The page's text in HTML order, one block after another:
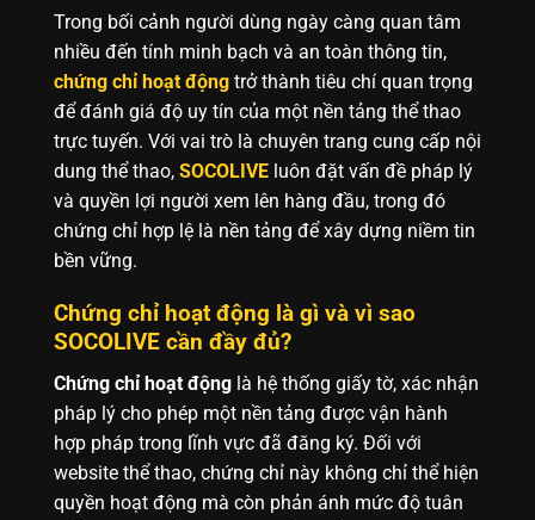
Trong bối cảnh người dùng ngày càng quan tâm
nhiều đến tính minh bạch và an toàn thông tin,
chứng chỉ hoạt động trở thành tiêu chí quan trọng
để đánh giá độ uy tín của một nền tảng thể thao
trực tuyến. Với vai trò là chuyên trang cung cấp nội
dung thể thao, SOCOLIVE luôn đặt vấn đề pháp lý
và quyền lợi người xem lên hàng đầu, trong đó
chứng chỉ hợp lệ là nền tảng để xây dựng niềm tin
bền vững.
Chứng chỉ hoạt động là gì và vì sao
SOCOLIVE cần đầy đủ?
Chứng chỉ hoạt động là hệ thống giấy tờ, xác nhận
pháp lý cho phép một nền tảng được vận hành
hợp pháp trong lĩnh vực đã đăng ký. Đối với
website thể thao, chứng chỉ này không chỉ thể hiện
quyền hoạt động mà còn phản ánh mức độ tuân